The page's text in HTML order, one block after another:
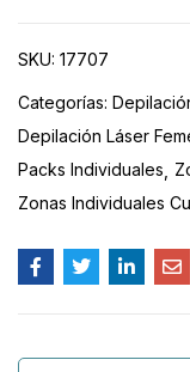
SKU: 17707
Categorías:
Depilación Láser
Packs Individuales
Zonas Individuales